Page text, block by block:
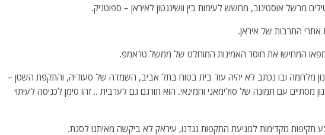
מרשל אוסטינוב, מחשש לעימות בין וושינגטון לאיראן – ספוטניק.
התרבות של איראן.
פומפאו המחישו את חוסר האמינות המוחלט של ממשל טראמפ.
מלחמה ובו נכתב לא יהיה עוד בית בטוח בתל אביב, השמדה של סעודיה, והתקפת השטן –
מסתיים עם תמונה של סולימאני וחמינאי. הוא תורגם גם לערבית .. זהו סימן לכניסה לעיתוי
תקיפות מקדימות למניעת התקפות נגדנו, עיראק לא ביקשה מאיתנו לסגת.